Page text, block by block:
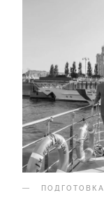
ПОДГОТОВКА